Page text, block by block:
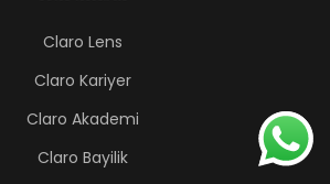
Claro Lens
Claro Kariyer
Claro Akademi
Claro Bayilik